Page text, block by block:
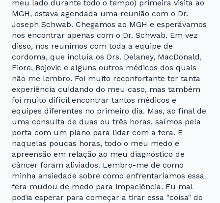
meu lado durante todo o tempo) primeira visita ao
MGH, estava agendada uma reunião com o Dr.
Joseph Schwab. Chegamos ao MGH e esperávamos
nos encontrar apenas com o Dr. Schwab. Em vez
disso, nos reunimos com toda a equipe de
cordoma, que incluía os Drs. Delaney, MacDonald,
Fiore, Bojovic e alguns outros médicos dos quais
não me lembro. Foi muito reconfortante ter tanta
experiência cuidando do meu caso, mas também
foi muito difícil encontrar tantos médicos e
equipes diferentes no primeiro dia. Mas, ao final de
uma consulta de duas ou três horas, saímos pela
porta com um plano para lidar com a fera. E
naquelas poucas horas, todo o meu medo e
apreensão em relação ao meu diagnóstico de
câncer foram aliviados. Lembro-me de como
minha ansiedade sobre como enfrentaríamos essa
fera mudou de medo para impaciência. Eu mal
podia esperar para começar a tirar essa "coisa" do